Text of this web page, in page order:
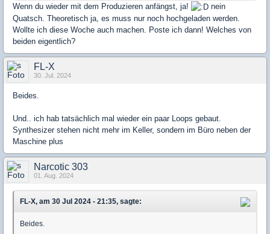
Wenn du wieder mit dem Produzieren anfängst, ja!
nein
Quatsch. Theoretisch ja, es muss nur noch hochgeladen werden.
Wollte ich diese Woche auch machen. Poste ich dann! Welches von
beiden eigentlich?
FL-X
30. Jul. 2024
Beides.
Und.. ich hab tatsächlich mal wieder ein paar Loops gebaut.
Synthesizer stehen nicht mehr im Keller, sondern im Büro neben der
Maschine plus
Narcotic 303
01. Aug. 2024
FL-X, am 30 Jul 2024 - 21:35, sagte:
Beides.